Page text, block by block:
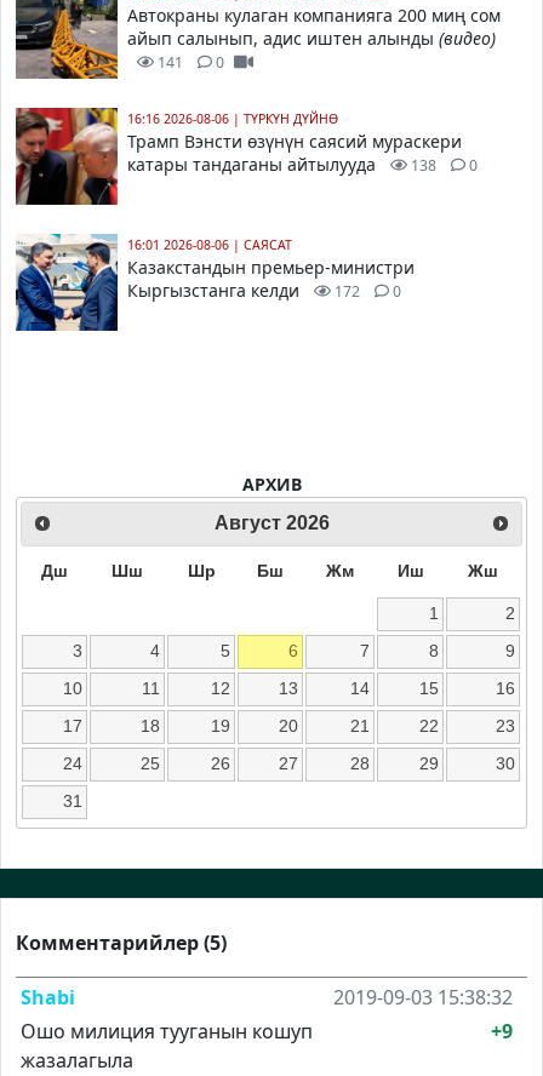
Автокраны кулаган компанияга 200 миң сом
айып салынып, адис иштен алынды (видео)
141 0
16:16 2026-08-06 | ТҮРКҮН ДҮЙНӨ
Трамп Вэнсти өзүнүн саясий мураскери
катары тандаганы айтылууда
138 0
16:01 2026-08-06 | САЯСАТ
Казакстандын премьер-министри
Кыргызстанга келди
172 0
АРХИВ
Август 2026
Дш Шш Шр Бш Жм Иш Жш
1
2
3
4 5 6 7 8
9
10
11 12 13 14 15
16
17
18 19 20 21 22
23
24
25 26 27 28 29
30
31
Комментарийлер (5)
Shabi
2019-09-03 15:38:32
Ошо милиция тууганын кошуп
жазалагыла
+9